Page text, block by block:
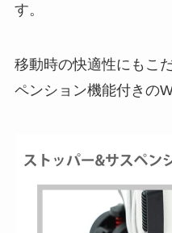
す。
移動時の快適性にもこ
ペンション機能付きの